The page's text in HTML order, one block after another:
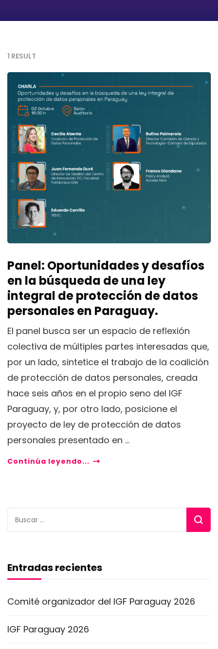
1 RESULT
Panel: Oportunidades y desafíos
en la búsqueda de una ley
integral de protección de datos
personales en Paraguay.
El panel busca ser un espacio de reflexión
colectiva de múltiples partes interesadas que,
por un lado, sintetice el trabajo de la coalición
de protección de datos personales, creada
hace seis años en el propio seno del IGF
Paraguay, y, por otro lado, posicione el
proyecto de ley de protección de datos
personales presentado en …
Continúa leyendo...
Buscar:
Entradas recientes
Comité organizador del IGF Paraguay 2026
IGF Paraguay 2026